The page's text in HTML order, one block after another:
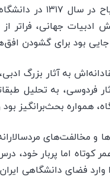
حضور فاطمه
ادبیات جهانی، فراتر
جایی بود برای گشودن
به آثار بزرگ
فردوسی، به تحلیل
همواره بحث‌برانگیز
و مخالفت‌های
کوتاه اما پربار خود،
وارد فضای دانشگاهی